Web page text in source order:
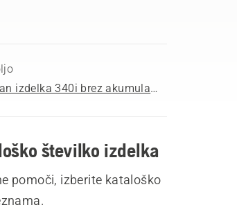
Pojdite na stran izdelka 340i brez akumulatorja in polnilnika
številko izdelka
pomoči, izberite kataloško